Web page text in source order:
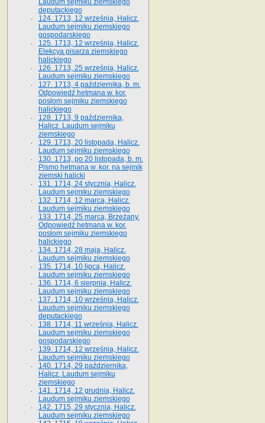
Laudum sejmiku ziemskiego
deputackiego
124. 1713, 12 września, Halicz.
Laudum sejmiku ziemskiego
gospodarskiego
125. 1713, 12 września, Halicz.
Elekcya pisarza ziemskiego
halickiego
126. 1713, 25 września, Halicz.
Laudum sejmiku ziemskiego
127. 1713, 4 października, b. m.
Odpowiedź hetmana w. kor.
posłom sejmiku ziemskiego
halickiego
128. 1713, 9 października,
Halicz. Laudum sejmiku
ziemskiego
129. 1713, 20 listopada, Halicz.
Laudum sejmiku ziemskiego
130. 1713, po 20 listopada, b. m.
Pismo hetmana w. kor. na sejmik
ziemski halicki
131. 1714, 24 stycznia, Halicz.
Laudum sejmiku ziemskiego
132. 1714, 12 marca, Halicz.
Laudum sejmiku ziemskiego
133. 1714, 25 marca, Brzeżany.
Odpowiedź hetmana w. kor.
posłom sejmiku ziemskiego
halickiego
134. 1714, 28 maja, Halicz.
Laudum sejmiku ziemskiego
135. 1714, 10 lipca, Halicz.
Laudum sejmiku ziemskiego
136. 1714, 6 sierpnia, Halicz.
Laudum sejmiku ziemskiego
137. 1714, 10 września, Halicz.
Laudum sejmiku ziemskiego
deputackiego
138. 1714, 11 września, Halicz.
Laudum sejmiku ziemskiego
gospodarskiego
139. 1714, 12 września, Halicz.
Laudum sejmiku ziemskiego
140. 1714, 29 października,
Halicz. Laudum sejmiku
ziemskiego
141. 1714, 12 grudnia, Halicz.
Laudum sejmiku ziemskiego
142. 1715, 29 stycznia, Halicz.
Laudum sejmiku ziemskiego